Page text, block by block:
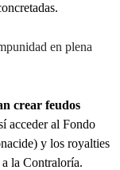
en plena
crear feudos
acceder al Fondo
y los royalties
la Contraloría.